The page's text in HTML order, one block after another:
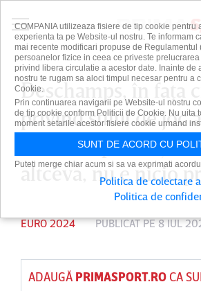
Deschamps, în faţa
privind stilul de joc
„Dacă vă plictisiţi,
altceva, nu e nicio
EURO 2024 PUBLICAT PE 8 IUL
ADAUGĂ PRIMASPORT.ROCA
COMPANIA utilizeaza fisiere de tip cookie pentru
experienta ta pe Website-ul nostru. Te informam
mai recente modificari propuse de
persoanelor fizice in ceea ce priveste
privind libera circulatie a acestor date. Inainte de
nostru te rugam sa aloci timpul necesar pentru a
Cookie.
Prin continuarea navigarii pe Website-ul nostru
de tip cookie conform Politicii de Cookie. Nu uita
moment setarile acestor fisiere cookie urmand
SUNT DE ACORD CU
Puteti merge chiar acum si sa va exprimati
Politica de colectare
Politica de